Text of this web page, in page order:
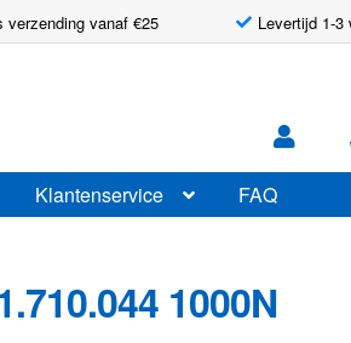
verzending vanaf €25 Levertijd 1-3
Klantenservice FAQ
1000N